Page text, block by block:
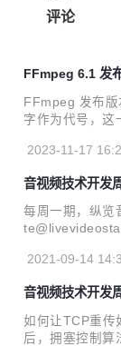
评论
FFmpeg 6.1 发
FFmpeg 发布版
字作为代号，这
e)。
2023-11-17
音视频技术开发
每周一期，纵览
务，其特点是高
e针对性的架构
控制，重点性能
合唱体验升级
2021-09-14
音视频技术开发
十年还能做什么
如何让TCP重传
后，拥塞控制算